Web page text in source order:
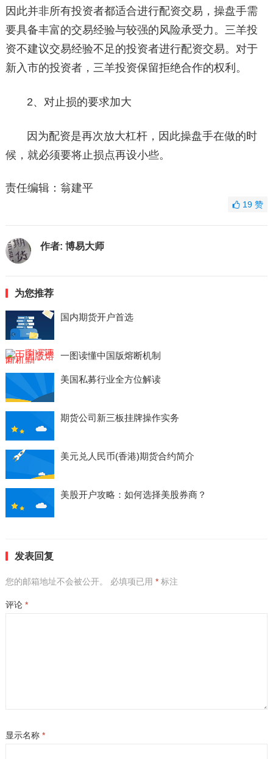
因此并非所有投资者都适合进行配资交易，操盘手需
要具备丰富的交易经验与较强的风险承受力。三羊投
资不建议交易经验不足的投资者进行配资交易。对于
新入市的投资者，三羊投资保留拒绝合作的权利。
2、对止损的要求加大
因为配资是再次放大杠杆，因此操盘手在做的时
候，就必须要将止损点再设小些。
责任编辑：翁建平
19赞
作者: 博易大师
为您推荐
国内期货开户首选
一图读懂中国版熔断机制
美国私募行业全方位解读
期货公司新三板挂牌操作实务
美元兑人民币(香港)期货合约简介
美股开户攻略：如何选择美股券商？
发表回复
您的邮箱地址不会被公开。 必填项已用 *标注
评论 *
显示名称 *